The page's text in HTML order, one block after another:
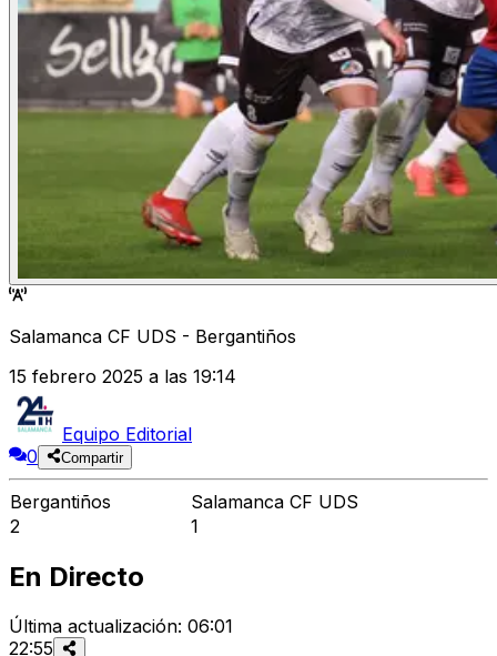
Salamanca CF UDS - Bergantiños
15 febrero 2025 a las 19:14
Equipo Editorial
0
Compartir
Bergantiños
Salamanca CF UDS
2
1
En Directo
Última actualización: 06:01
22:55